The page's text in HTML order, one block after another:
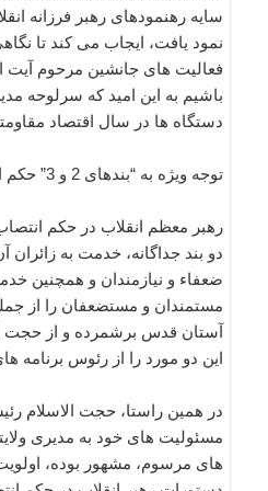
سایه رهنمودهای رهبر فرزانه
نمود یافت، ایجاب می کند تا
فعالیت های جانشین مرحوم
باشیم به این امید که سرلوحه
دستگاه ها در سال اقتصاد
توجه ویژه به “بندهای 2 و 3” حکم انتصاب
رهبر معظم انقلاب در حکم
دو بند جداگانه، خدمت به زائران
ضعفاء و نیازمندان و همچنین
مستمندان و مستضعفان را از
آستان قدس برشمرده و از حجت
این دو مورد را از رئوس برنامه
در همین راستا، حجت الاسلام
مسئولیت های خود به مدیری
های مرسوم، مشهور بوده،